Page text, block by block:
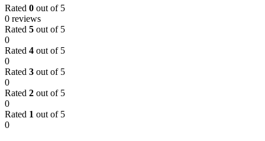
Rated 0 out of 5
0 reviews
Rated 5 out of 5
0
Rated 4 out of 5
0
Rated 3 out of 5
0
Rated 2 out of 5
0
Rated 1 out of 5
0